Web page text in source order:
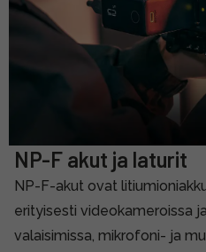
NP-F akut ja laturit
NP-F-akut ovat
erityisesti videokameroissa
valaisimissa, mikrofoni- ja